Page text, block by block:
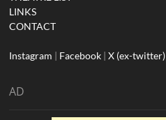
LINKS
CONTACT
Instagram | Facebook |X (ex-twitter)
AD